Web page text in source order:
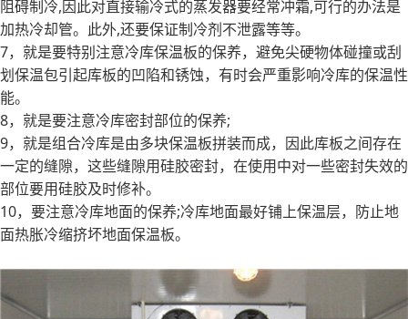
阻碍制冷,因此对直接输冷式的蒸发器要经常冲霜,可行的办法是
加热冷却管。此外,还要保证制冷剂不泄露等等。
7，就是要特别注意冷库保温板的保养，避免尖硬物体碰撞或刮
划保温包引起库板的凹陷和锈蚀，有时会严重影响冷库的保温性
能。
8，就是要注意冷库密封部位的保养;
9，就是组合冷库是由多块保温板拼装而成，因此库板之间存在
一定的缝隙，这些缝隙用硅胶密封，在使用中对一些密封失效的
部位要用硅胶及时修补。
10，要注意冷库地面的保养;冷库地面最好铺上保温层，防止地
面热胀冷缩挤坏地面保温板。